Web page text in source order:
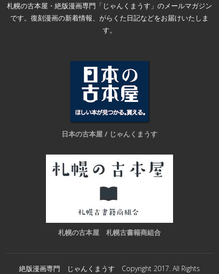
札幌の古本屋・絶版漫画専門「じゃんくまうす」のメールマガジン
です。復刻漫画の新着情報、がらくた日記などをお届けいたしま
す。
日本の古本屋 / じゃんくまうす
札幌の古本屋 札幌古書籍商組合
絶版漫画専門 じゃんくまうす Copyright 2017. All Rights